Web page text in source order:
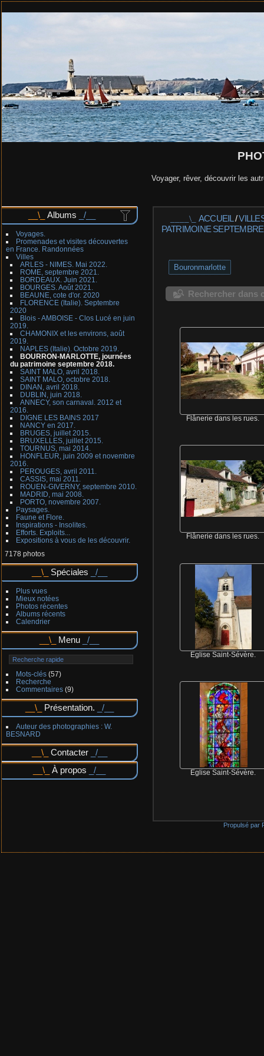
Voyager, rêver, découvrir les
Albums
Voyages.
Promenades et visites découvertes
en France. Randonnées
Villes
ARLES - NIMES. Mai 2022.
ROME, septembre 2021.
BORDEAUX. Juin 2021.
BOURGES. Août 2021.
BEAUNE, cote d'or. 2020
FLORENCE (Italie). Septembre
2020
Blois - AMBOISE - Clos Lucé en juin
2019.
CHAMONIX et les environs, août
2019.
NAPLES (Italie). Octobre 2019.
BOURRON-MARLOTTE, journées
du patrimoine septembre 2018.
SAINT MALO, avril 2018.
SAINT MALO, octobre 2018.
DINAN, avril 2018.
DUBLIN, juin 2018.
ANNECY, son carnaval. 2012 et
2016.
DIGNE LES BAINS 2017
NANCY en 2017.
BRUGES, juillet 2015.
BRUXELLES, juillet 2015.
TOURNUS, mai 2014.
HONFLEUR, juin 2009 et novembre
2016.
PEROUGES, avril 2011.
CASSIS, mai 2011.
ROUEN-GIVERNY, septembre 2010.
MADRID, mai 2008.
PORTO, novembre 2007.
Paysages.
Faune et Flore.
Inspirations - Insolites.
Efforts. Exploits...
Expositions à vous de les découvrir.
7178 photos
Spéciales
Plus vues
Mieux notées
Photos récentes
Albums récents
Calendrier
Menu
Mots-clés(57)
Recherche
Commentaires(9)
Présentation.
Auteur des photographies : W.
BESNARD
Contacter
À propos
ACCUEIL/
PATRIMOINE
Bouronmarlotte
Rechercher dans
Flânerie dans les rues.
Flânerie dans les rues.
Église Saint-Sévère.
Église Saint-Sévère.
Propulsé par